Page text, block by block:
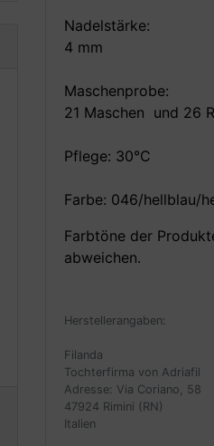
Nadelstärke:
4 mm
Maschenprobe:
21 Maschen und 26
Pflege: 30°C
Farbe: 046/hellblau/
Farbtöne der
abweichen.
Herstellerangaben:
Filanda
Tochterfirma von Adriafil
Adresse: Via Coriano, 58
47924 Rimini (RN)
Italien